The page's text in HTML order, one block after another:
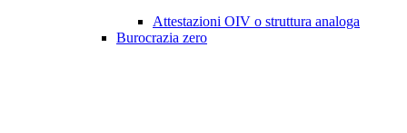
Attestazioni OIV o struttura analoga
Burocrazia zero